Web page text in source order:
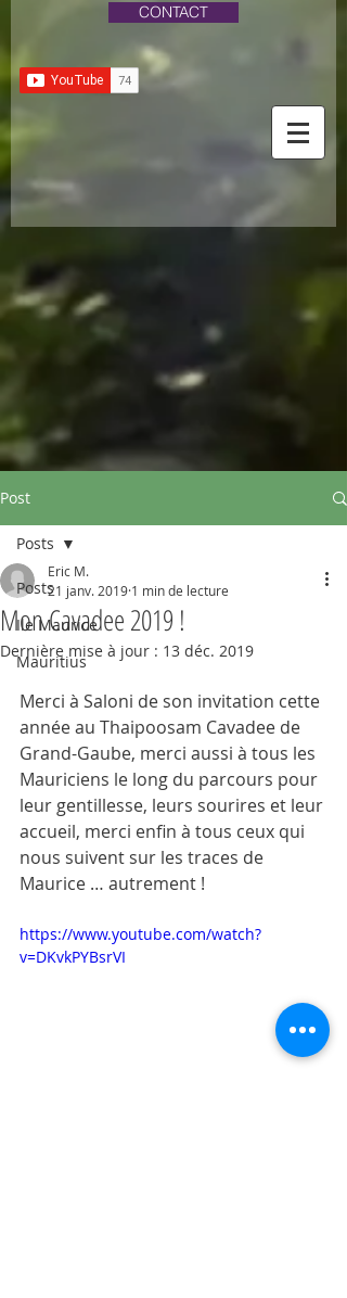
CONTACT
Post
Posts
Ile Maurice
Mauritius
Posts
Mon Cavadee 2019 !
Eric M.
21 janv. 2019 1 min de lecture
Dernière mise à jour : 13 déc. 2019
Merci à Saloni de son invitation cette
année au Thaipoosam Cavadee de
Grand-Gaube, merci aussi à tous les
Mauriciens le long du parcours pour
leur gentillesse, leurs sourires et leur
accueil, merci enfin à tous ceux qui
nous suivent sur les traces de
Maurice … autrement !
https://www.youtube.com/watch?
v=DKvkPYBsrVI